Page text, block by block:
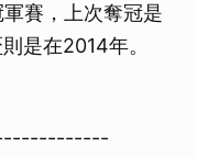
賽，上次奪冠是
是在2014年。
-------------